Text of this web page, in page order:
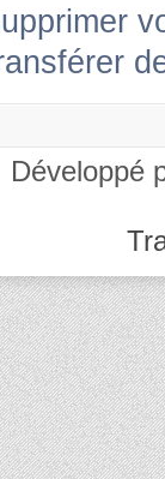
Développé